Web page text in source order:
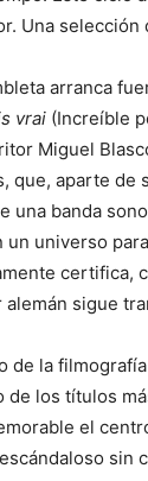
Una
arranca
vrai (Increíble
Miguel
que, aparte de
una banda
un universo
certifica,
sigue
de la
de los títulos
el
sin